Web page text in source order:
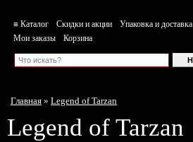
≡ Каталог Скидки и акции Упаковка и доставка
Мои заказы
Корзина
Главная » Legend of Tarzan
Legend of Tarzan